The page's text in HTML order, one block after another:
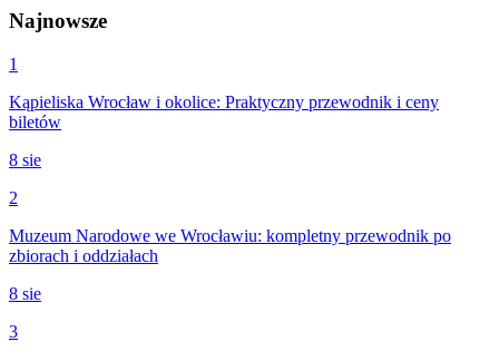
Najnowsze
1
Kąpieliska Wrocław i okolice: Praktyczny przewodnik i ceny
biletów
8 sie
2
Muzeum Narodowe we Wrocławiu: kompletny przewodnik po
zbiorach i oddziałach
8 sie
3